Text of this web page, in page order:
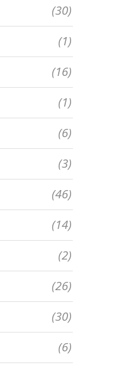
(30)
(1)
(16)
(1)
(6)
(3)
(46)
(14)
(2)
(26)
(30)
(6)